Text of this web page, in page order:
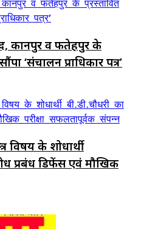
कानपुर व फतेहपुर के
‘संचालन प्राधिकार पत्र’
के शोधार्थी
प्रबंध डिफेंस एवं मौखिक